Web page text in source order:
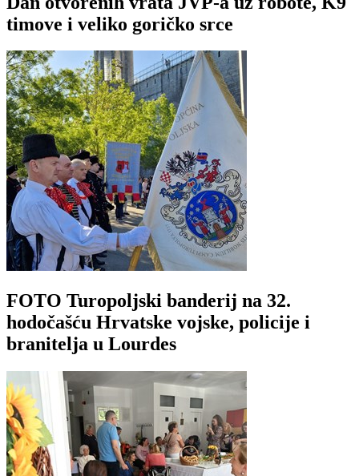
timove i veliko goričko srce
FOTO Turopoljski banderij na 32.
hodočašću Hrvatske vojske, policije i
branitelja u Lourdes